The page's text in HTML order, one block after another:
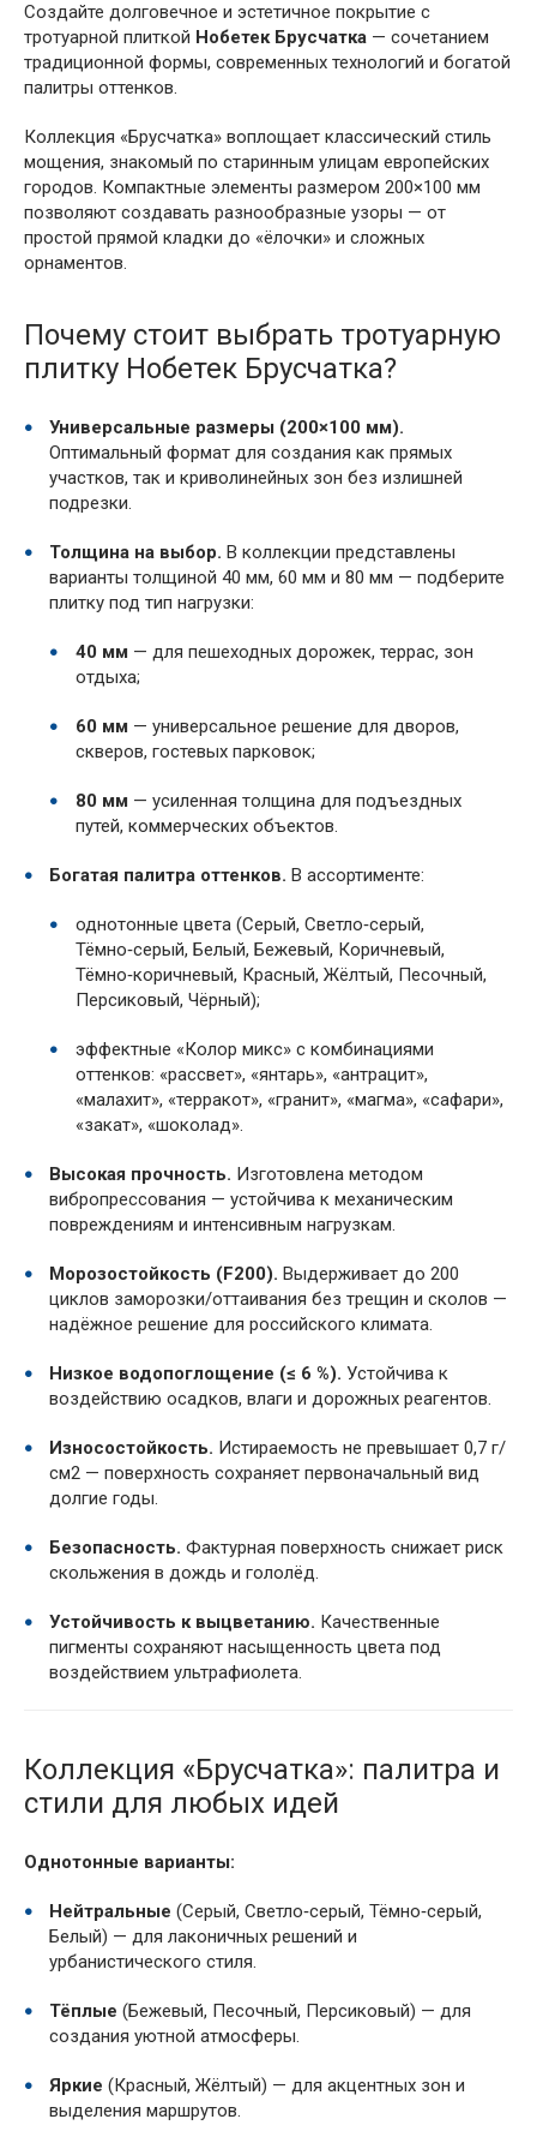
Создайте долговечное и эстетичное покрытие с
тротуарной плиткой Нобетек Брусчатка — сочетанием
традиционной формы, современных технологий и богатой
палитры оттенков.
Коллекция «Брусчатка» воплощает классический стиль
мощения, знакомый по старинным улицам европейских
городов. Компактные элементы размером 200×100 мм
позволяют создавать разнообразные узоры — от
простой прямой кладки до «ёлочки» и сложных
орнаментов.
Почему стоит выбрать тротуарную
плитку Нобетек Брусчатка?
Универсальные размеры (200×100 мм).
Оптимальный формат для создания как прямых
участков, так и криволинейных зон без излишней
подрезки.
Толщина на выбор. В коллекции представлены
варианты толщиной 40 мм, 60 мм и 80 мм — подберите
плитку под тип нагрузки:
40 мм — для пешеходных дорожек, террас, зон
отдыха;
60 мм — универсальное решение для дворов,
скверов, гостевых парковок;
80 мм — усиленная толщина для подъездных
путей, коммерческих объектов.
Богатая палитра оттенков. В ассортименте:
однотонные цвета (Серый, Светло‑серый,
Тёмно‑серый, Белый, Бежевый, Коричневый,
Тёмно‑коричневый, Красный, Жёлтый, Песочный,
Персиковый, Чёрный);
эффектные «Колор микс» с комбинациями
оттенков: «рассвет», «янтарь», «антрацит»,
«малахит», «терракот», «гранит», «магма», «сафари»,
«закат», «шоколад».
Высокая прочность. Изготовлена методом
вибропрессования — устойчива к механическим
повреждениям и интенсивным нагрузкам.
Морозостойкость (F200). Выдерживает до 200
циклов заморозки/оттаивания без трещин и сколов —
надёжное решение для российского климата.
Низкое водопоглощение (≤ 6 %). Устойчива к
воздействию осадков, влаги и дорожных реагентов.
Износостойкость. Истираемость не превышает 0,7 г/
см2 — поверхность сохраняет первоначальный вид
долгие годы.
Безопасность. Фактурная поверхность снижает риск
скольжения в дождь и гололёд.
Устойчивость к выцветанию. Качественные
пигменты сохраняют насыщенность цвета под
воздействием ультрафиолета.
Коллекция «Брусчатка»: палитра и
стили для любых идей
Однотонные варианты:
Нейтральные (Серый, Светло‑серый, Тёмно‑серый,
Белый) — для лаконичных решений и
урбанистического стиля.
Тёплые (Бежевый, Песочный, Персиковый) — для
создания уютной атмосферы.
Яркие (Красный, Жёлтый) — для акцентных зон и
выделения маршрутов.